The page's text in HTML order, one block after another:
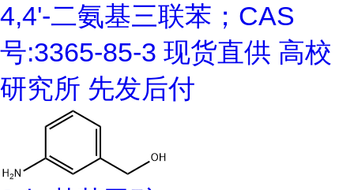
4,4'-二氨基三联苯；CAS
号:3365-85-3 现货直供 高校
研究所 先发后付